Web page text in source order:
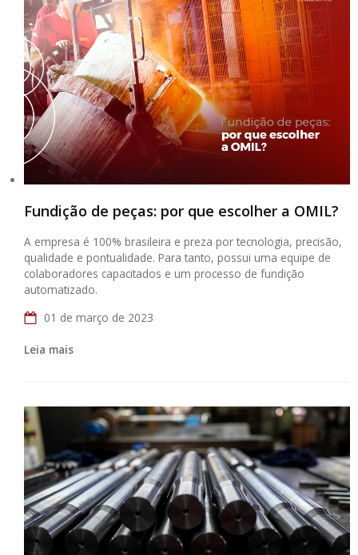
Fundição de peças: por que escolher a OMIL?
A empresa é 100% brasileira e preza por tecnologia, precisão,
qualidade e pontualidade. Para tanto, possui uma equipe de
colaboradores capacitados e um processo de fundição
automatizado.
01 de março de 2023
Leia mais